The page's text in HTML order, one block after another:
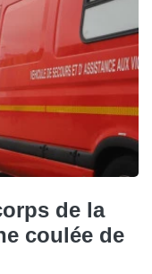
de la
coulée de